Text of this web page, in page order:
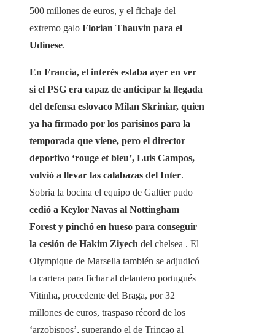
500 millones de euros, y el fichaje del
extremo galo Florian Thauvin para el
Udinese.
En Francia, el interés estaba ayer en ver
si el PSG era capaz de anticipar la llegada
del defensa eslovaco Milan Skriniar, quien
ya ha firmado por los parisinos para la
temporada que viene, pero el director
deportivo ‘rouge et bleu’, Luis Campos,
volvió a llevar las calabazas del Inter.
Sobria la bocina el equipo de Galtier pudo
cedió a Keylor Navas al Nottingham
Forest y pinchó en hueso para conseguir
la cesión de Hakim Ziyech del chelsea . El
Olympique de Marsella también se adjudicó
la cartera para fichar al delantero portugués
Vitinha, procedente del Braga, por 32
millones de euros, traspaso récord de los
‘arzobispos’, superando el de Trincao al